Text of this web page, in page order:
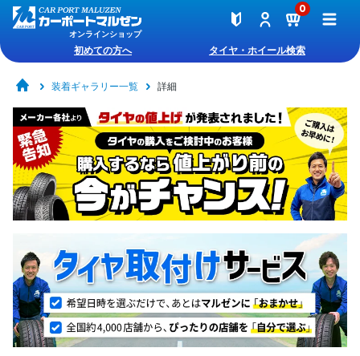
オンラインショップ
0
初めての方へ タイヤ・ホイール検索
装着ギャラリー一覧 詳細